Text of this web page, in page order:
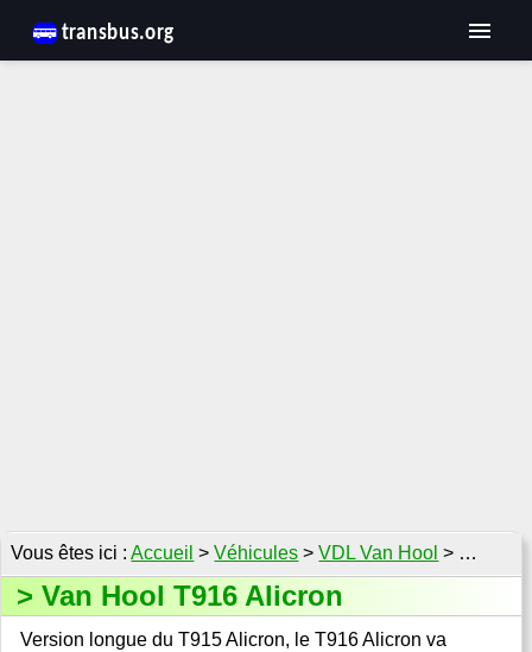
Accueil >Véhicules >VDL Van Hool > …
Van Hool T916 Alicron
Version longue du T915 Alicron, le T916 Alicron va